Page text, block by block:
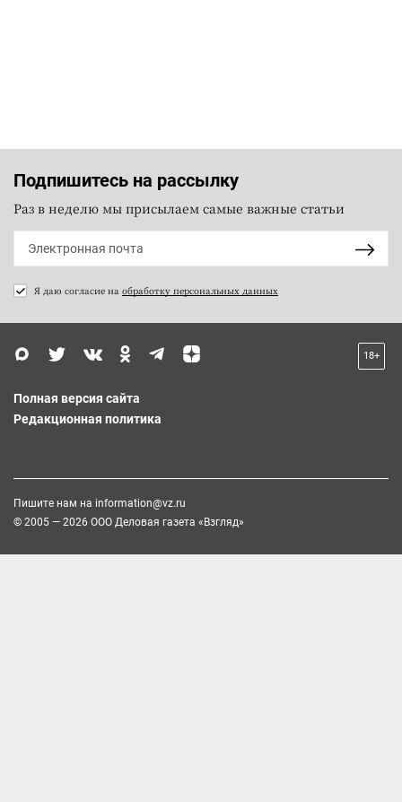
Подпишитесь на рассылку
Раз в неделю мы присылаем самые важные статьи
Я даю согласие на обработку персональных данных
18+
Полная версия сайта
Редакционная политика
Пишите нам на information@vz.ru
© 2005 — 2026 ООО Деловая газета «Взгляд»